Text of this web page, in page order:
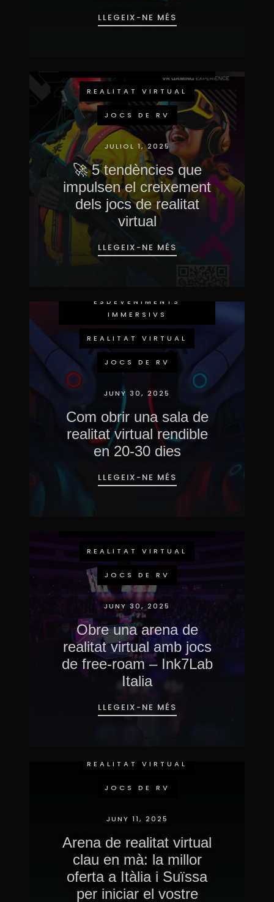
LLEGEIX-NE MÉS
REALITAT VIRTUAL
JOCS DE RV
JULIOL 1, 2025
🚀 5 tendències que
impulsen el creixement
dels jocs de realitat
virtual
LLEGEIX-NE MÉS
ESDEVENIMENTS
IMMERSIVS
REALITAT VIRTUAL
JOCS DE RV
JUNY 30, 2025
Com obrir una sala de
realitat virtual rendible
en 20-30 dies
LLEGEIX-NE MÉS
REALITAT VIRTUAL
JOCS DE RV
JUNY 30, 2025
Obre una arena de
realitat virtual amb jocs
de free-roam – Ink7Lab
Italia
LLEGEIX-NE MÉS
REALITAT VIRTUAL
JOCS DE RV
JUNY 11, 2025
Arena de realitat virtual
clau en mà: la millor
oferta a Itàlia i Suïssa
per iniciar el vostre